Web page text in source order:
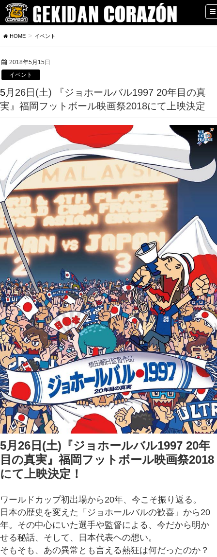
HOME イベント
2018年5月15日
イベント
5月26日(土) 『ジョホールバル1997 20年目の真
実』福岡フットボール映画祭2018にて上映決定
5月26日(土)『ジョホールバル1997 20年
目の真実』福岡フットボール映画祭2018
にて上映決定！
ワールドカップ初出場から20年、今こそ振り返る。
日本の歴史を変えた「ジョホールバルの歓喜」から20
年。その中心にいた選手や監督による、今だから明か
せる秘話、そして、日本代表ヘの想い。
そもそも、あの異常とも言える熱狂は何だったのか？